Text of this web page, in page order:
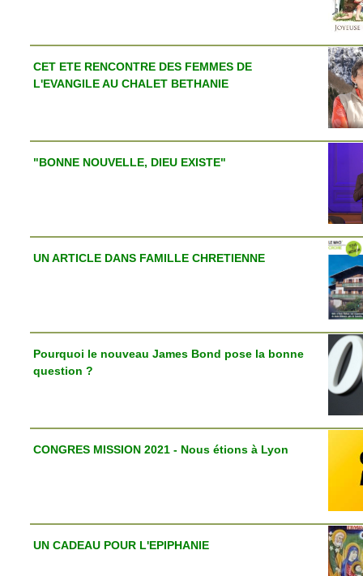
CET ETE RENCONTRE DES FEMMES DE
L'EVANGILE AU CHALET BETHANIE
"BONNE NOUVELLE, DIEU EXISTE"
UN ARTICLE DANS FAMILLE CHRETIENNE
Pourquoi le nouveau James Bond pose la bonne
question ?
CONGRES MISSION 2021 - Nous étions à Lyon
UN CADEAU POUR L'EPIPHANIE